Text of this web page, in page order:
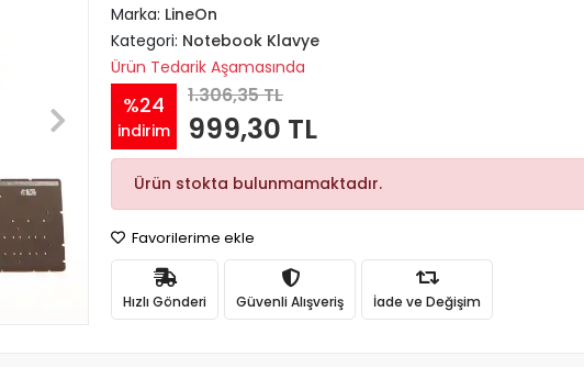
Marka: LineOn
Kategori: Notebook Klavye
Ürün Tedarik Aşamasında
%24
indirim
1.306,35 TL
999,30 TL
Ürün stokta bulunmamaktadır.
Favorilerime ekle
Hızlı Gönderi Güvenli Alışveriş İade ve Değişim